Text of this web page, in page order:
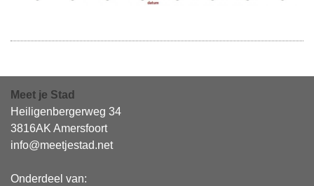
Meet je Stad
Heiligenbergerweg 34
3816AK Amersfoort
info@meetjestad.net
Onderdeel van: